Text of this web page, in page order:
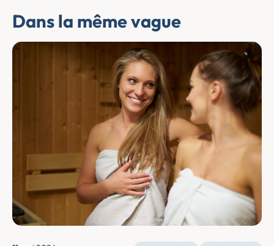
Dans la même vague